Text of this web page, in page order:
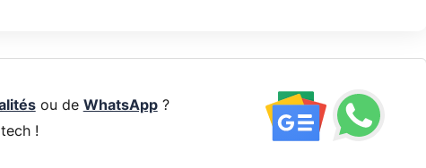
ou de WhatsApp?
!